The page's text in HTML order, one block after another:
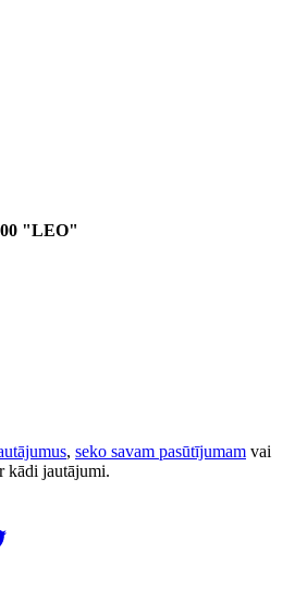
"LEO"
, seko savam pasūtījumam vai
kādi jautājumi.